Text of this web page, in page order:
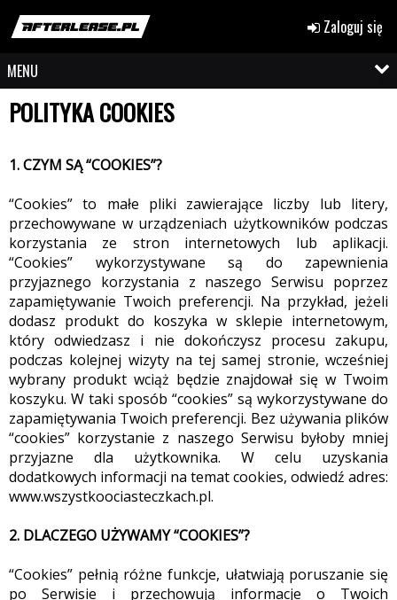
Zaloguj się
MENU
POLITYKA COOKIES
1. CZYM SĄ “COOKIES”?
“Cookies” to małe pliki zawierające liczby lub litery,
przechowywane w urządzeniach użytkowników podczas
korzystania ze stron internetowych lub aplikacji.
“Cookies” wykorzystywane są do zapewnienia
przyjaznego korzystania z naszego Serwisu poprzez
zapamiętywanie Twoich preferencji. Na przykład, jeżeli
dodasz produkt do koszyka w sklepie internetowym,
który odwiedzasz i nie dokończysz procesu zakupu,
podczas kolejnej wizyty na tej samej stronie, wcześniej
wybrany produkt wciąż będzie znajdował się w Twoim
koszyku. W taki sposób “cookies” są wykorzystywane do
zapamiętywania Twoich preferencji. Bez używania plików
“cookies” korzystanie z naszego Serwisu byłoby mniej
przyjazne dla użytkownika. W celu uzyskania
dodatkowych informacji na temat cookies, odwiedź adres:
www.wszystkoociasteczkach.pl.
2. DLACZEGO UŻYWAMY “COOKIES”?
“Cookies” pełnią różne funkcje, ułatwiają poruszanie się
po Serwisie i przechowują informacje o Twoich